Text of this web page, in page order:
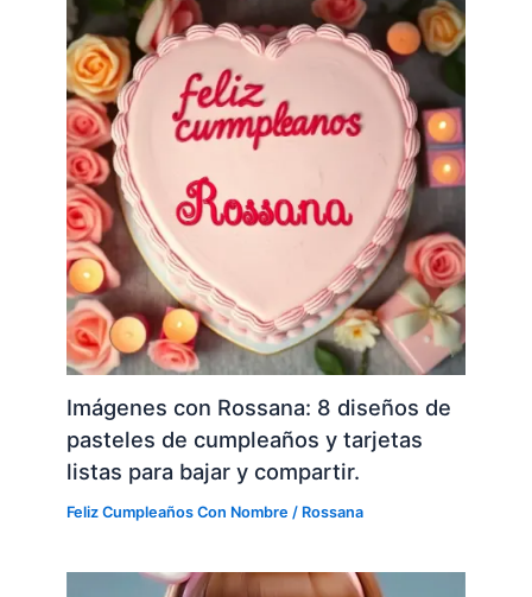
Imágenes con Rossana: 8 diseños de
pasteles de cumpleaños y tarjetas
listas para bajar y compartir.
Feliz Cumpleaños Con Nombre / Rossana